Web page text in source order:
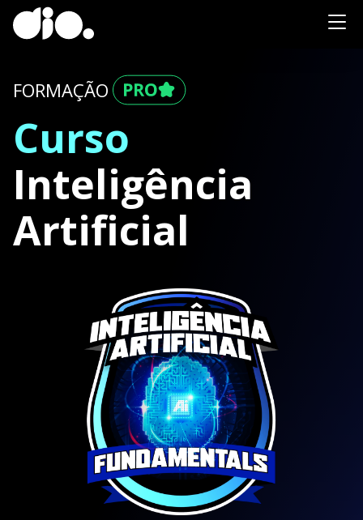
FORMAÇÃO
Curso
Inteligência
Artificial